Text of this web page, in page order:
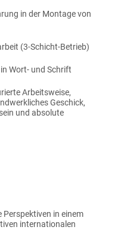
in der Montage von
(3-Schicht-Betrieb)
Wort- und Schrift
Arbeitsweise,
Geschick,
und absolute
in einem
internationalen